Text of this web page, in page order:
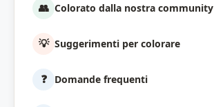
👥 Colorato dalla nostra community
💡 Suggerimenti per colorare
❓ Domande frequenti